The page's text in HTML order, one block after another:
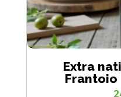
Extra
Frantoio